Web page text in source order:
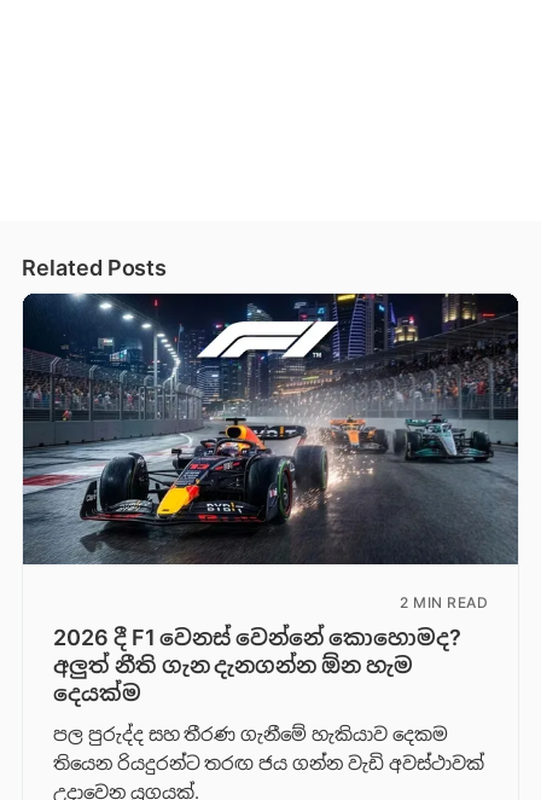
Related Posts
2 MIN READ
2026 දී F1 වෙනස් වෙන්නේ කොහොමද?
අලුත් නීති ගැන දැනගන්න ඕන හැම
දෙයක්ම
පල පුරුද්ද සහ තීරණ ගැනීමේ හැකියාව දෙකම
තියෙන රියදුරන්ට තරඟ ජය ගන්න වැඩි අවස්ථාවක්
උදාවෙන යුගයක්.